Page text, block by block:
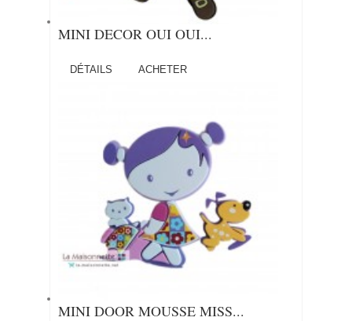
MINI DECOR OUI OUI...
DÉTAILS ACHETER
MINI DOOR MOUSSE MISS...